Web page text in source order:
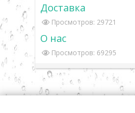
Доставка
Просмотров: 29721
О нас
Просмотров: 69295